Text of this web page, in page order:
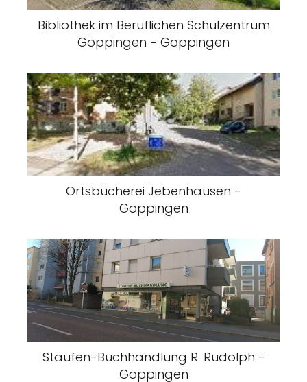
Bibliothek im Beruflichen Schulzentrum
Göppingen - Göppingen
Ortsbücherei Jebenhausen -
Göppingen
Staufen-Buchhandlung R. Rudolph -
Göppingen